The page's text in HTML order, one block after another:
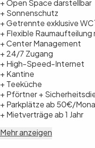
+ Open Space darstellbar
+ Sonnenschutz
+ Getrennte exklusive
+ Flexible Raumaufteilung
+ Center Management
+ 24/7 Zugang
+ High-Speed-Internet
+ Kantine
+ Teeküche
+ Pförtner +
+ Parkplätze ab 50€/
+ Mietverträge ab 1 Jahr
Mehr anzeigen